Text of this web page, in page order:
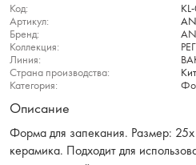
Код:
Артикул:
Бренд:
Коллекция:
Линия:
Страна производства:
Категория:
Описание
Форма для запекания. Размер:
керамика. Подходит для